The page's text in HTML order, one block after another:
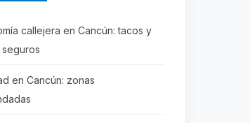
callejera en Cancún: tacos y
en Cancún: zonas